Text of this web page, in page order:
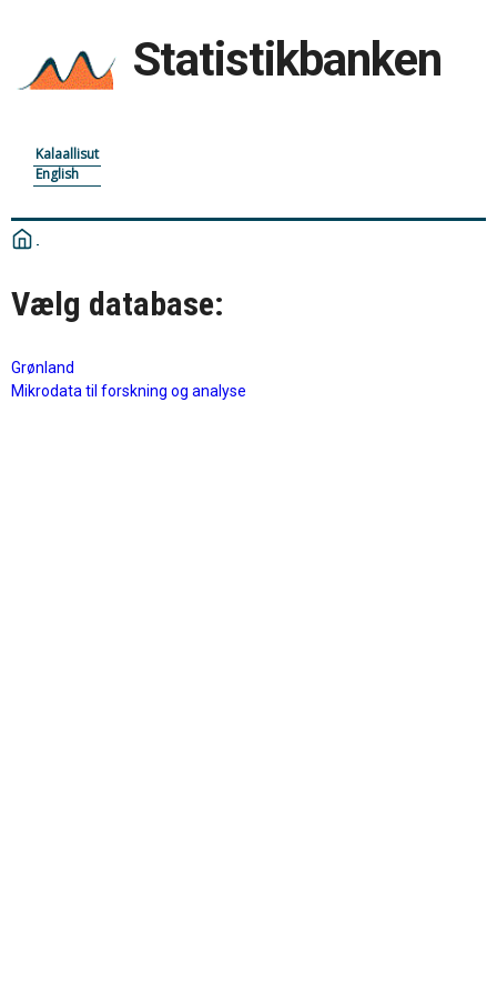
Statistikbanken
Kalaallisut
English
Vælg database:
Grønland
Mikrodata til forskning og analyse